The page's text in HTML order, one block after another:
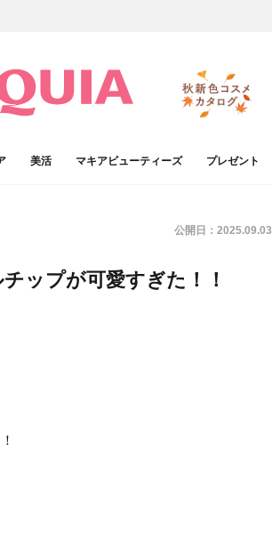
美活 マキアビューティーズ プレゼント
公開日： 2025.09.03
ップが可愛すぎた！！